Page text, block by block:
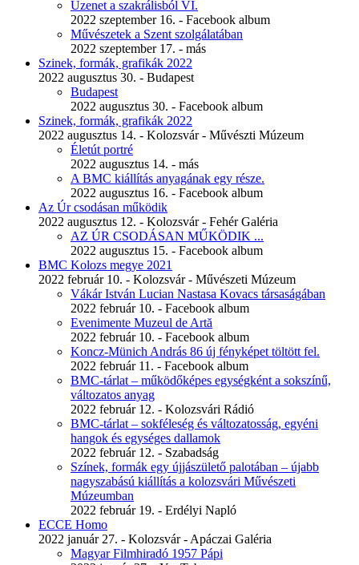
Üzenet a szakrálisból VI.
2022 szeptember 16. - Facebook album
Művészetek a Szent szolgálatában
2022 szeptember 17. - más
Szinek, formák, grafikák 2022
2022 augusztus 30. - Budapest
Budapest
2022 augusztus 30. - Facebook album
Szinek, formák, grafikák 2022
2022 augusztus 14. - Kolozsvár - Művészti Múzeum
Életút portré
2022 augusztus 14. - más
A BMC kiállítás anyagának egy része.
2022 augusztus 16. - Facebook album
Az Úr csodásan működik
2022 augusztus 12. - Kolozsvár - Fehér Galéria
AZ ÚR CSODÁSAN MŰKÖDIK ...
2022 augusztus 15. - Facebook album
BMC Kolozs megye 2021
2022 február 10. - Kolozsvár - Művészeti Múzeum
Vákár István Lucian Nastasa Kovacs társaságában
2022 február 10. - Facebook album
Evenimente Muzeul de Artă
2022 február 10. - Facebook album
Koncz-Münich András 86 új fényképet töltött fel.
2022 február 11. - Facebook album
BMC-tárlat – működőképes egységként a sokszínű,
változatos anyag
2022 február 12. - Kolozsvári Rádió
BMC-tárlat – sokféleség és változatosság, egyéni
hangok és egységes dallamok
2022 február 12. - Szabadság
Színek, formák egy újjászülető palotában – újabb
nagyszabású kiállítás a kolozsvári Művészeti
Múzeumban
2022 február 19. - Erdélyi Napló
ECCE Homo
2022 január 27. - Kolozsvár - Apáczai Galéria
Magyar Filmhiradó 1957 Pápi